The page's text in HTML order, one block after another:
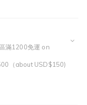
滿1200免運 on
（about USD$150)